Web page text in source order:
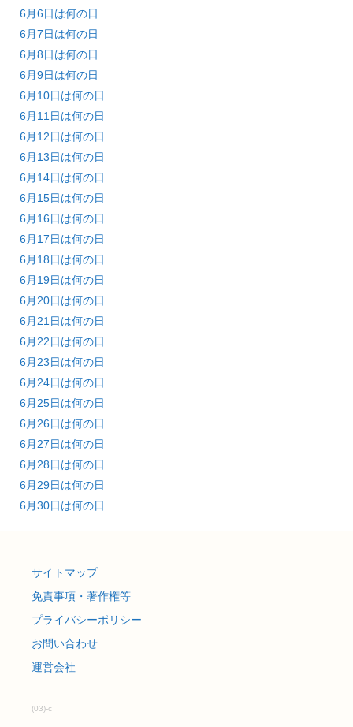
6月6日は何の日
6月7日は何の日
6月8日は何の日
6月9日は何の日
6月10日は何の日
6月11日は何の日
6月12日は何の日
6月13日は何の日
6月14日は何の日
6月15日は何の日
6月16日は何の日
6月17日は何の日
6月18日は何の日
6月19日は何の日
6月20日は何の日
6月21日は何の日
6月22日は何の日
6月23日は何の日
6月24日は何の日
6月25日は何の日
6月26日は何の日
6月27日は何の日
6月28日は何の日
6月29日は何の日
6月30日は何の日
サイトマップ
免責事項・著作権等
プライバシーポリシー
お問い合わせ
運営会社
(03)-c